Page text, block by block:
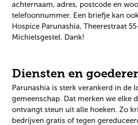
achternaam, adres, postcode en
telefoonnummer. Een briefje kan
Hospice Parunashia, Theerestraat
Michielsgestel. Dank!
Diensten en
Parunashia is sterk verankerd in de
gemeenschap. Dat merken we elke
ontvangt steun uit alle hoeken. Zo
bedrijven gratis of tegen